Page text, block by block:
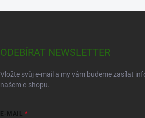
ODEBÍRAT NEWSLETTER
Vložte svůj e-mail a my vám budeme zasílat
našem e-shopu.
E-MAIL